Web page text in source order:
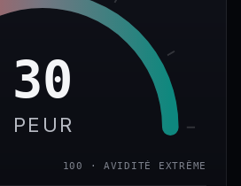
30
PEUR
100 · AVIDITÉ EXTRÊME